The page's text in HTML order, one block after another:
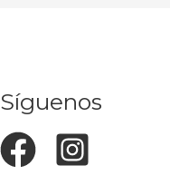
Síguenos